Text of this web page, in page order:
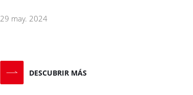
Energía renovable
Transporte
Soporte técnico
29 may. 2024
DESCUBRIR MÁS